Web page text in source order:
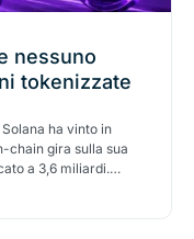
nessuno
tokenizzate
ha vinto in
chain gira sulla sua
a 3,6 miliardi.